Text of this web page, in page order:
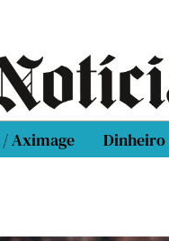
Aximage Dinheiro